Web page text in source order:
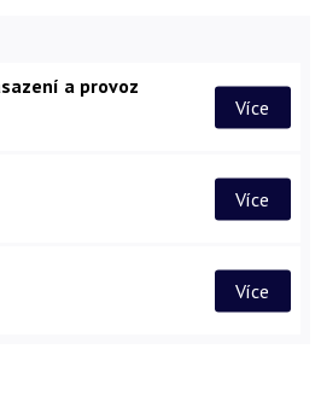
a provoz
Více
Více
Více